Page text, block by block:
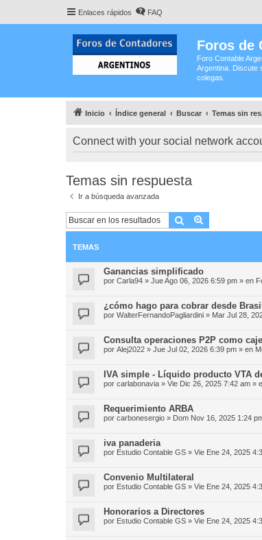
Enlaces rápidos FAQ
Foros de
Foro Contable
Argentina. Discute
colegas.
Inicio Índice general Buscar Temas sin
Connect with your social network
Temas sin respuesta
Ir a búsqueda avanzada
Buscar
TEMAS
Ganancias simplificado
por Carla94 » Jue Ago 06, 2026 6:59 pm » en
¿cómo hago para cobrar desde
por WalterFernandoPagliardini » Mar Jul 28,
Consulta operaciones P2P como
por Alej2022 » Jue Jul 02, 2026 6:39 pm » en
IVA simple - Líquido producto VTA
por carlabonavia » Vie Dic 26, 2025 7:42 am »
Requerimiento ARBA
por carbonesergio » Dom Nov 16, 2025 1:24
iva panaderia
por Estudio Contable GS » Vie Ene 24, 2025
Convenio Multilateral
por Estudio Contable GS » Vie Ene 24, 2025
Honorarios a Directores
por Estudio Contable GS » Vie Ene 24, 2025